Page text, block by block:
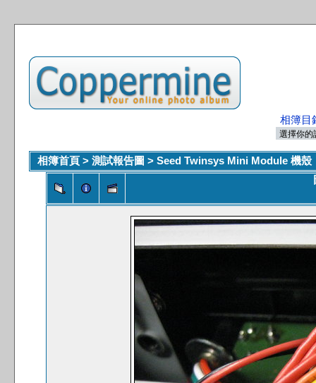
相簿目
相簿首頁 > 測試報告圖 > Seed Twinsys Mini Module 機殼